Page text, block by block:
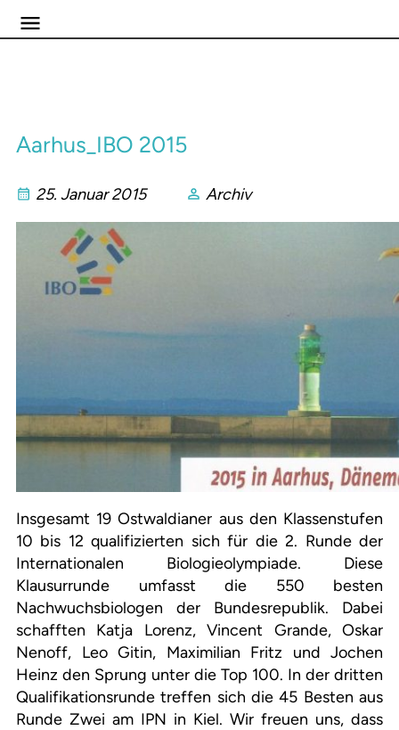
Aarhus_IBO 2015
25. Januar 2015 Archiv
Insgesamt 19 Ostwaldianer aus den Klassenstufen
10 bis 12 qualifizierten sich für die 2. Runde der
Internationalen Biologieolympiade. Diese
Klausurrunde umfasst die 550 besten
Nachwuchsbiologen der Bundesrepublik. Dabei
schafften Katja Lorenz, Vincent Grande, Oskar
Nenoff, Leo Gitin, Maximilian Fritz und Jochen
Heinz den Sprung unter die Top 100. In der dritten
Qualifikationsrunde treffen sich die 45 Besten aus
Runde Zwei am IPN in Kiel. Wir freuen uns, dass